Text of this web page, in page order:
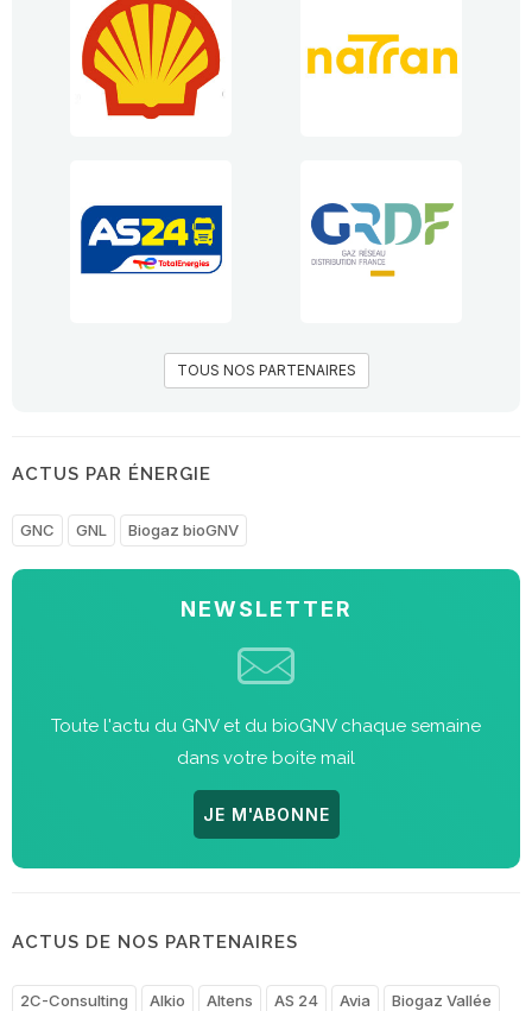
TOUS NOS PARTENAIRES
ACTUS PAR ÉNERGIE
GNC GNL Biogaz bioGNV
NEWSLETTER
Toute l'actu du GNV et du bioGNV chaque semaine
dans votre boite mail
JE M'ABONNE
ACTUS DE NOS PARTENAIRES
2C-Consulting Alkio Altens AS 24 Avia
Biogaz Vallée